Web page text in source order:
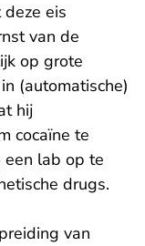
eis
van de
op grote
(automatische)
hij
cocaïne te
een lab op te
drugs.
van